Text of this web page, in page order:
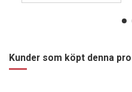
Kunder som köpt denna